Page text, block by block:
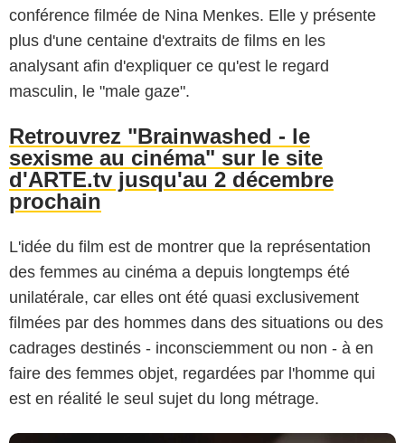
conférence filmée de Nina Menkes. Elle y présente
plus d'une centaine d'extraits de films en les
analysant afin d'expliquer ce qu'est le regard
masculin, le "male gaze".
Retrouvrez "Brainwashed - le
sexisme au cinéma" sur le site
d'ARTE.tv jusqu'au 2 décembre
prochain
L'idée du film est de montrer que la représentation
des femmes au cinéma a depuis longtemps été
unilatérale, car elles ont été quasi exclusivement
filmées par des hommes dans des situations ou des
cadrages destinés - inconsciemment ou non - à en
faire des femmes objet, regardées par l'homme qui
est en réalité le seul sujet du long métrage.